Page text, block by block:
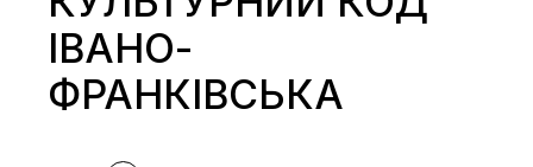
ІВАНО-
ФРАНКІВСЬКА